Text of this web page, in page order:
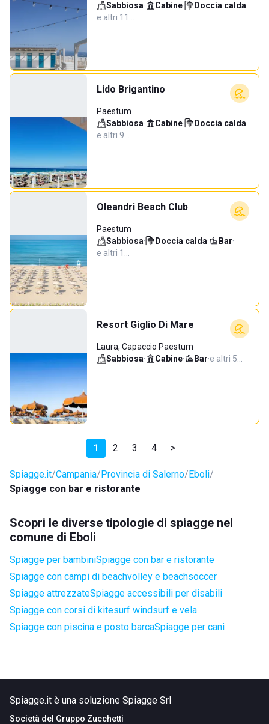
Sabbiosa· Cabine· Doccia calda·
e altri 11…
Lido Brigantino
Paestum
Sabbiosa· Cabine· Doccia calda·
e altri 9…
Oleandri Beach Club
Paestum
Sabbiosa· Doccia calda· Bar·
e altri 1…
Resort Giglio Di Mare
Laura, Capaccio Paestum
Sabbiosa· Cabine· Bar·e altri 5…
1 2 3 4 >
Spiagge.it Campania Provincia di Salerno Eboli
Spiagge con bar e ristorante
Scopri le diverse tipologie di spiagge nel
comune di Eboli
Spiagge per bambiniSpiagge con bar e ristorante
Spiagge con campi di beachvolley e beachsoccer
Spiagge attrezzateSpiagge accessibili per disabili
Spiagge con corsi di kitesurf windsurf e vela
Spiagge con piscina e posto barcaSpiagge per cani
Spiagge.it è una soluzione Spiagge Srl
Società del Gruppo Zucchetti